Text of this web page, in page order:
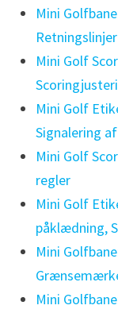
Mini
Retningslinjer
Mini Golf
Mini Golf
Signalering
Mini Golf
regler
Mini Golf
påklædning,
Mini
Mini